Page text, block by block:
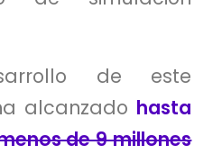
de este
alcanzado hasta
de 9 millones